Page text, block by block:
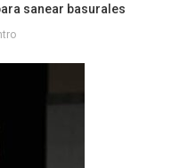
sanear basurales